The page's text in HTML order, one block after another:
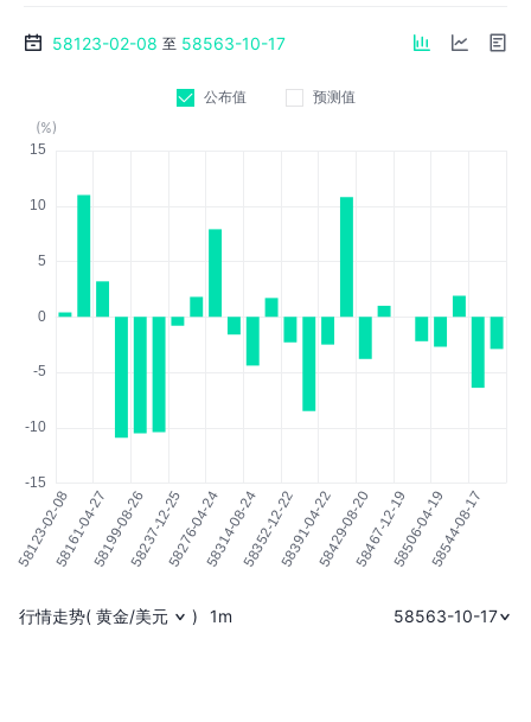
58123-02-08 至 58563-10-17
公布值
预测值
(%)
行情走势( 黄金/美元 ) 1m 58563-10-17